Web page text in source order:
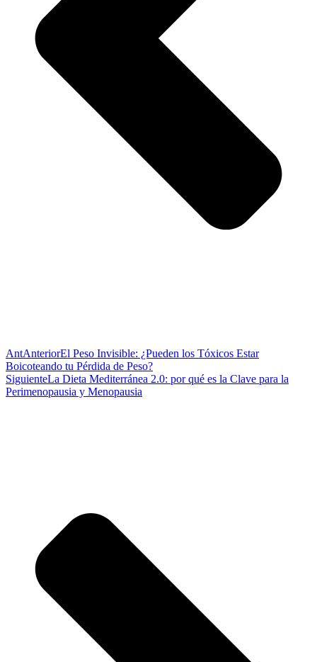
AntAnteriorEl Peso Invisible: ¿Pueden los Tóxicos Estar
Boicoteando tu Pérdida de Peso?
SiguienteLa Dieta Mediterránea 2.0: por qué es la Clave para la
Perimenopausia y Menopausia